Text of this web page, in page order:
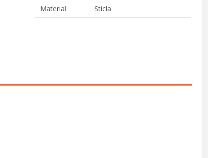
Material
Sticla